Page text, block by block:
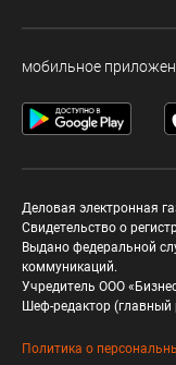
мобильное
Деловая электронная
Свидетельство о
Выдано федеральной
коммуникаций.
Учредитель ООО
Шеф-редактор (главный
Политика о